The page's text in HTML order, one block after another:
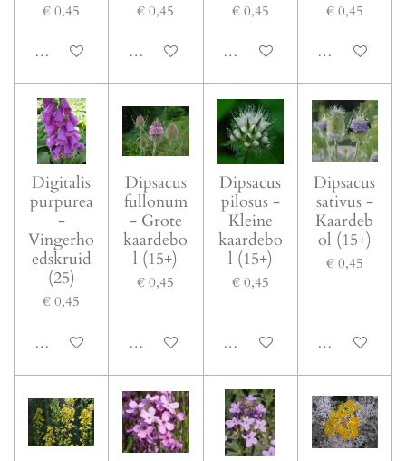
€ 0,45
In winkelwagen
€ 0,45
In winkelwagen
€ 0,45
In winkelwagen
€ 0,45
In
Digitalis
purpurea
-
Vingerho
edskruid
(25)
€ 0,45
In winkelwagen
Dipsacus
fullonum
- Grote
kaardebo
l (15+)
€ 0,45
In winkelwagen
Dipsacus
pilosus -
Kleine
kaardebo
l (15+)
€ 0,45
In winkelwagen
Dipsacus
sativus -
Kaardeb
ol (15+)
€ 0,45
In